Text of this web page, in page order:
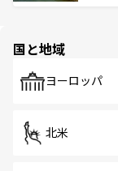
で、ホ
国と地域
ヨーロッパ
北米